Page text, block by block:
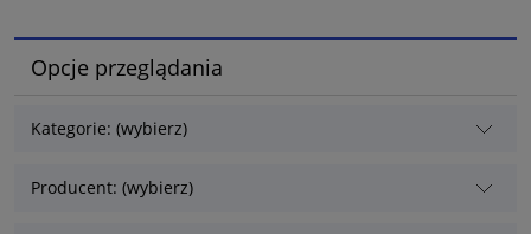
Opcje przeglądania
Kategorie: (wybierz)
Producent: (wybierz)